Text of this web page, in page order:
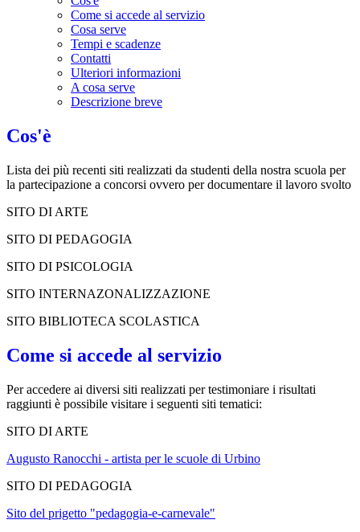
Come si accede al servizio
Cosa serve
Tempi e scadenze
Contatti
Ulteriori informazioni
A cosa serve
Descrizione breve
Cos'è
Lista dei più recenti siti realizzati da studenti della nostra scuola per
la partecipazione a concorsi ovvero per documentare il lavoro svolto
SITO DI ARTE
SITO DI PEDAGOGIA
SITO DI PSICOLOGIA
SITO INTERNAZONALIZZAZIONE
SITO BIBLIOTECA SCOLASTICA
Come si accede al servizio
Per accedere ai diversi siti realizzati per testimoniare i risultati
raggiunti è possibile visitare i seguenti siti tematici:
SITO DI ARTE
Augusto Ranocchi - artista per le scuole di Urbino
SITO DI PEDAGOGIA
Sito del prigetto "pedagogia-e-carnevale"